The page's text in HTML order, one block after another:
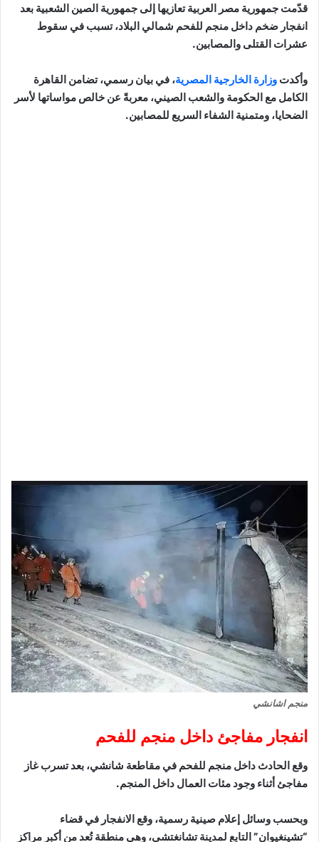
قدّمت جمهورية مصر العربية تعازيها إلى جمهورية الصين الشعبية بعد
انفجار ضخم داخل منجم للفحم شمالي البلاد، تسبب في سقوط
عشرات القتلى والمصابين.
وأكدت وزارة الخارجية المصرية، في بيان رسمي، تضامن القاهرة
الكامل مع الحكومة والشعب الصيني، معربةً عن خالص مواساتها لأسر
الضحايا، ومتمنية الشفاء السريع للمصابين.
منجم اشانشي
انفجار مفاجئ داخل منجم للفحم
وقع الحادث داخل منجم للفحم في مقاطعة شانشي، بعد تسرب غاز
مفاجئ أثناء وجود مئات العمال داخل المنجم.
وبحسب وسائل إعلام صينية رسمية، وقع الانفجار في قضاء
“تشينغيوان” التابع لمدينة تشانغتشي، وهي منطقة تُعد من أكبر مراكز